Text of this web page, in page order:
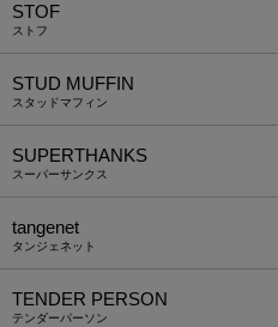
STOF
ストフ
STUD MUFFIN
スタッドマフィン
SUPERTHANKS
スーパーサンクス
tangenet
タンジェネット
TENDER PERSON
テンダーパーソン